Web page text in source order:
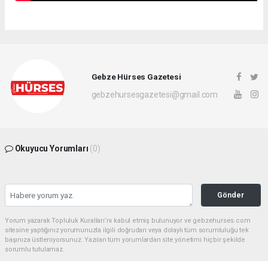
Gebze Hürses Gazetesi
gebzehursesgazetesi@gmail.com
Okuyucu Yorumları (0)
Gönder
Yorum yazarak Topluluk Kuralları’nı kabul etmiş bulunuyor ve gebzehurses.com
sitesine yaptığınız yorumunuzla ilgili doğrudan veya dolaylı tüm sorumluluğu tek
başınıza üstleniyorsunuz. Yazılan tüm yorumlardan site yönetimi hiçbir şekilde
sorumlu tutulamaz.